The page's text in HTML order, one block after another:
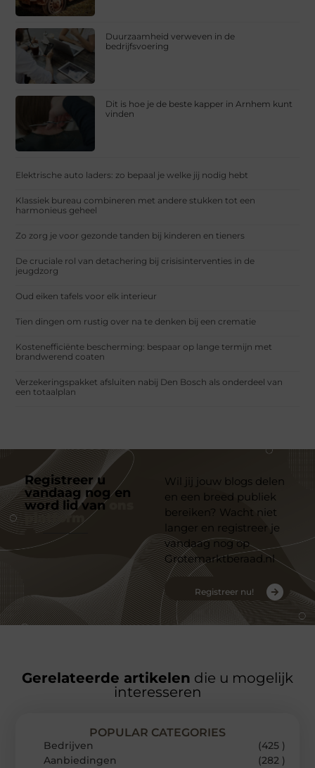
Duurzaamheid verweven in de
bedrijfsvoering
Dit is hoe je de beste kapper in Arnhem kunt
vinden
Elektrische auto laders: zo bepaal je welke jij nodig hebt
Klassiek bureau combineren met andere stukken tot een
harmonieus geheel
Zo zorg je voor gezonde tanden bij kinderen en tieners
De cruciale rol van detachering bij crisisinterventies in de
jeugdzorg
Oud eiken tafels voor elk interieur
Tien dingen om rustig over na te denken bij een crematie
Kostenefficiënte bescherming: bespaar op lange termijn met
brandwerend coaten
Verzekeringspakket afsluiten nabij Den Bosch als onderdeel van
een totaalplan
Registreer u
vandaag nog en
word lid van
platform
Wil jij jouw blogs delen
en een breed publiek
bereiken? Wacht niet
langer en registreer je
vandaag nog op
Grotemarktberaad.nl
Registreer nu!
Gerelateerde artikelen die u mogelijk
interesseren
POPULAR CATEGORIES
Bedrijven
(425 )
Aanbiedingen
(282 )